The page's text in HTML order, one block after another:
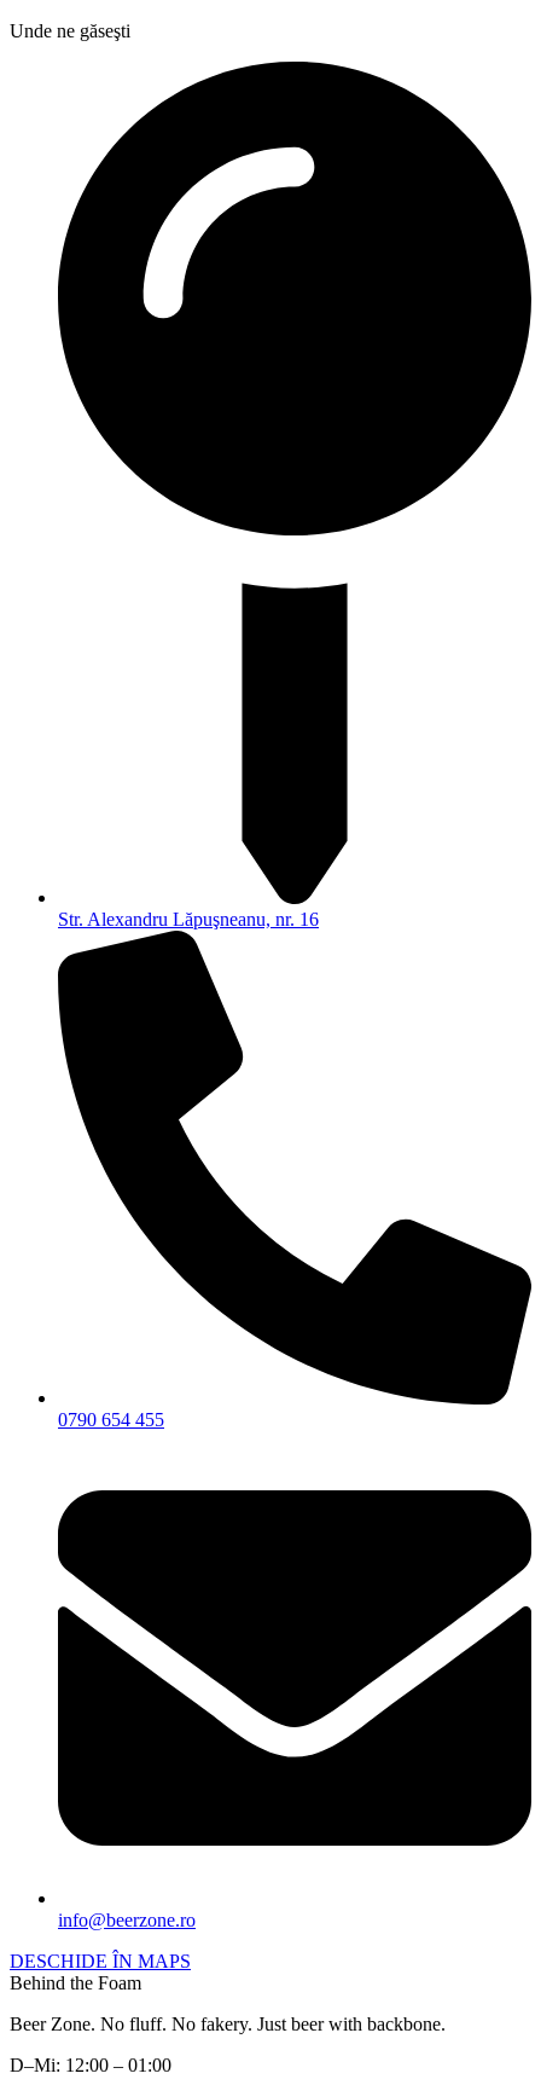
Unde ne găseşti
Str. Alexandru Lăpuşneanu, nr. 16
0790 654 455
info@beerzone.ro
DESCHIDE ÎN MAPS
Behind the Foam
Beer Zone. No fluff. No fakery. Just beer with backbone.
D–Mi: 12:00 – 01:00